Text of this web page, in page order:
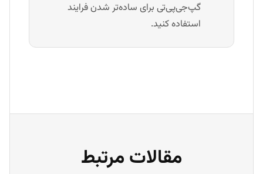
گپ‌جی‌پی‌تی برای ساده‌تر شدن فرایند
استفاده کنید.
مقالات مرتبط